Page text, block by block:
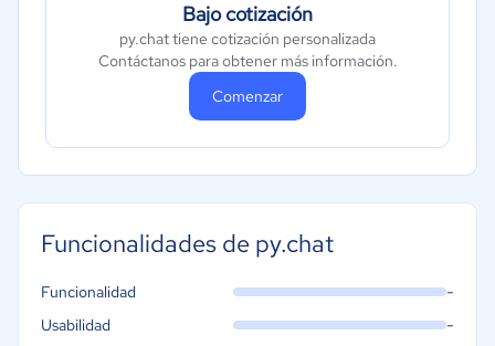
Transporte y logística
Marketing y Comunicación
Comercio Electrónico
Gastronomía
Aeroespacial y defensa
Bajo cotización
py.chat tiene cotización personalizada
Contáctanos para obtener más información.
Comenzar
Funcionalidades de py.chat
Funcionalidad -
Usabilidad -